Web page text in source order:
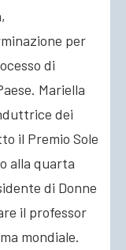
per
di
Mariella
dei
il Premio Sole
alla quarta
di Donne
il professor
mondiale.